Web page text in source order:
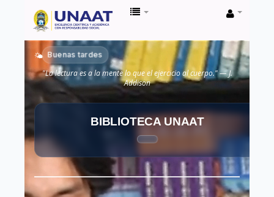
Biblioteca
Unaat
🌤️ Buenas tardes
"La lectura es a la mente lo que el ejercicio al cuerpo." — J.
Addison
BIBLIOTECA UNAAT